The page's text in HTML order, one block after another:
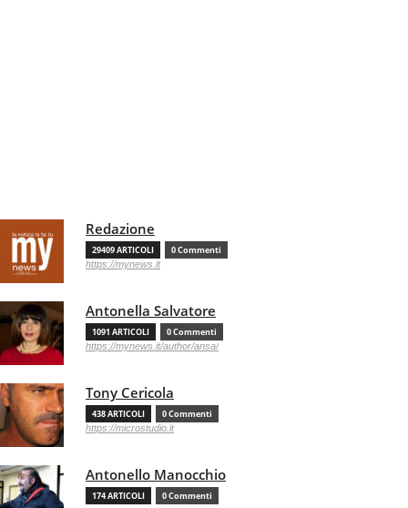
Redazione
29409 ARTICOLI 0 Commenti
https://mynews.it
Antonella Salvatore
1091 ARTICOLI 0 Commenti
https://mynews.it/author/ansa/
Tony Cericola
438 ARTICOLI 0 Commenti
https://microstudio.it
Antonello Manocchio
174 ARTICOLI 0 Commenti